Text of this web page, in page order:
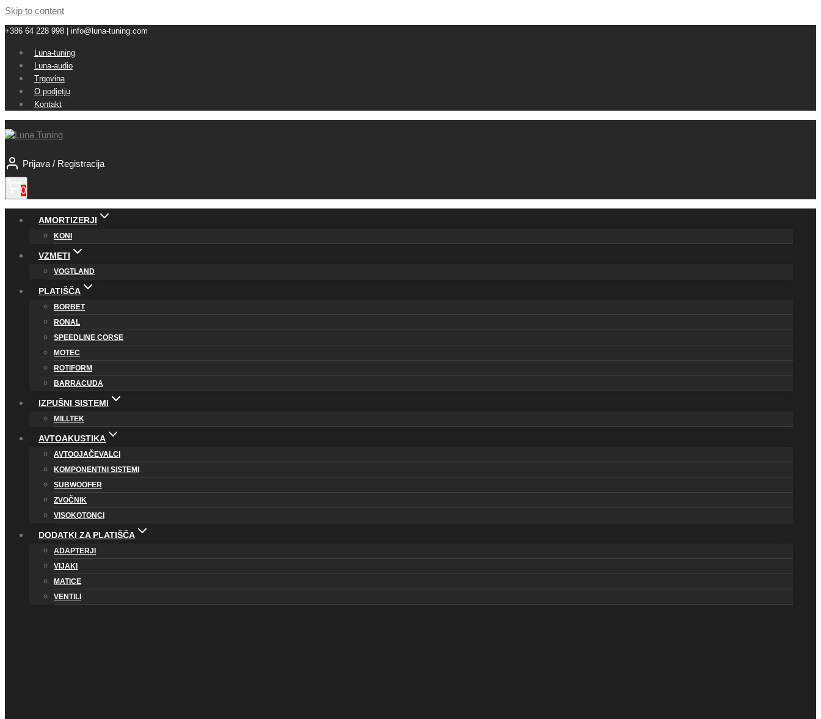
Skip to content
+386 64 228 998 | info@luna-tuning.com
Luna-tuning
Luna-audio
Trgovina
O podjetju
Kontakt
Prijava / Registracija
0
AMORTIZERJI
KONI
VZMETI
VOGTLAND
PLATIŠČA
BORBET
RONAL
SPEEDLINE CORSE
MOTEC
ROTIFORM
BARRACUDA
IZPUŠNI SISTEMI
MILLTEK
AVTOAKUSTIKA
AVTOOJAČEVALCI
KOMPONENTNI SISTEMI
SUBWOOFER
ZVOČNIK
VISOKOTONCI
DODATKI ZA PLATIŠČA
ADAPTERJI
VIJAKI
MATICE
VENTILI